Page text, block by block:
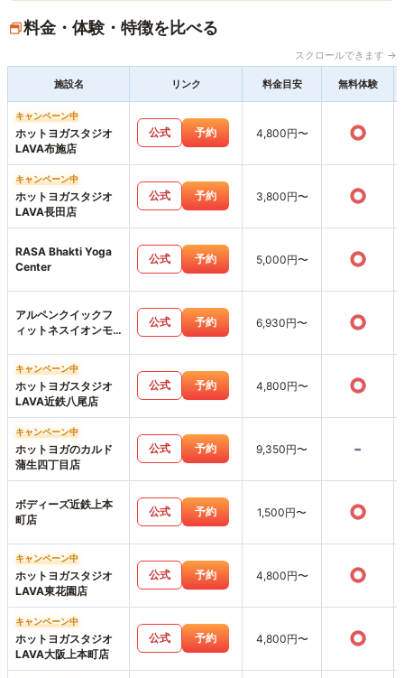
料金・体験・特徴を比べる
スクロールできます →
施設名 リンク 料金目安 無料体験
キャンペーン中
ホットヨガスタジオ
LAVA布施店
公式 予約 4,800円〜 ○
キャンペーン中
ホットヨガスタジオ
LAVA長田店
公式 予約 3,800円〜 ○
RASA Bhakti Yoga
Center
公式 予約 5,000円〜 ○
アルペンクイックフ
ィットネスイオンモ
公式 予約 6,930円〜 ○
キャンペーン中
ホットヨガスタジオ
LAVA近鉄八尾店
公式 予約 4,800円〜 ○
キャンペーン中
ホットヨガのカルド
蒲生四丁目店
公式 予約 9,350円〜 -
ボディーズ近鉄上本
町店
公式 予約 1,500円〜 ○
キャンペーン中
ホットヨガスタジオ
LAVA東花園店
公式 予約 4,800円〜 ○
キャンペーン中
ホットヨガスタジオ
LAVA大阪上本町店
公式 予約 4,800円〜 ○